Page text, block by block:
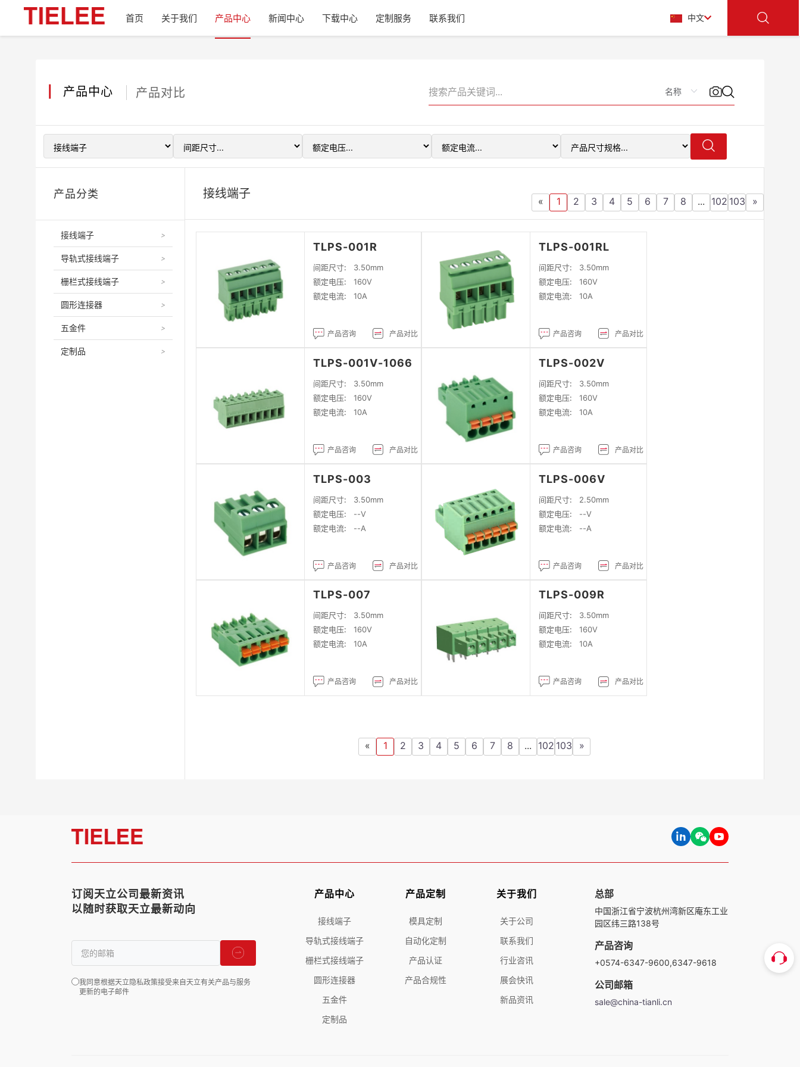
首页 关于我们 产品中心 新闻中心 下载中心 定制服务 联系我们 中文
产品中心 产品对比
产品分类
接线端子 >
导轨式接线端子 >
栅栏式接线端子 >
圆形连接器 >
五金件 >
定制品 >
接线端子
« 1 2 3 4 5 6 7 8 ... 102 103 »
TLPS-001R
间距尺寸:
3.50mm
额定电压:
160V
额定电流:
10A
产品咨询 产品对比
TLPS-001RL
间距尺寸:
3.50mm
额定电压:
160V
额定电流:
10A
产品咨询 产品对比
TLPS-001V-1066
间距尺寸:
3.50mm
额定电压:
160V
额定电流:
10A
产品咨询 产品对比
TLPS-002V
间距尺寸:
3.50mm
额定电压:
160V
额定电流:
10A
产品咨询 产品对比
TLPS-003
间距尺寸:
3.50mm
额定电压:
--V
额定电流:
--A
产品咨询 产品对比
TLPS-006V
间距尺寸:
2.50mm
额定电压:
--V
额定电流:
--A
产品咨询 产品对比
TLPS-007
间距尺寸:
3.50mm
额定电压:
160V
额定电流:
10A
产品咨询 产品对比
TLPS-009R
间距尺寸:
3.50mm
额定电压:
160V
额定电流:
10A
产品咨询 产品对比
« 1 2 3 4 5 6 7 8 ... 102 103 »
订阅天立公司最新资讯
以随时获取天立最新动向
我同意根据天立隐私政策接受来自天立有关产品与服务
更新的电子邮件
产品中心
接线端子
导轨式接线端子
栅栏式接线端子
圆形连接器
五金件
定制品
产品定制
模具定制
自动化定制
产品认证
产品合规性
关于我们
关于公司
联系我们
行业咨讯
展会快讯
新品资讯
总部
中国浙江省宁波杭州湾新区庵东工业
园区纬三路138号
产品咨询
+0574-6347-9600,6347-9618
公司邮箱
sale@china-tianli.cn